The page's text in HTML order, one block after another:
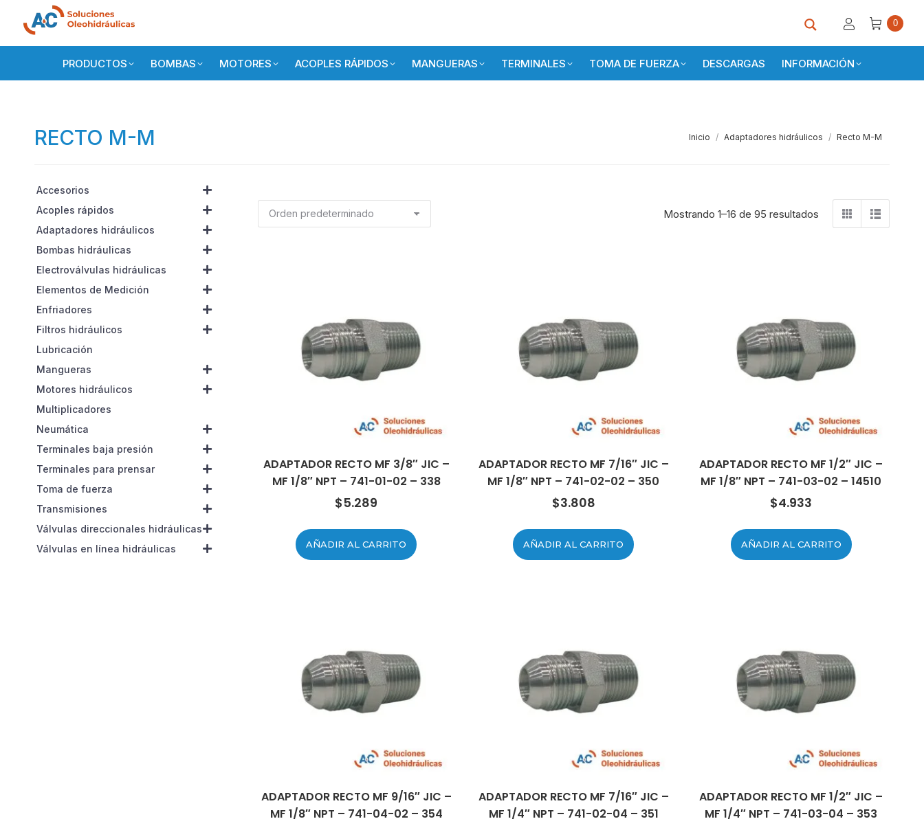
0
PRODUCTOS BOMBAS MOTORES ACOPLES RÁPIDOS MANGUERAS TERMINALES TOMA DE FUERZA DESCARGAS INFORMACIÓN
RECTO M-M Estás aquí:
Inicio Adaptadores hidráulicos Recto M-M
Mostrando 1–16 de 95 resultados
ADAPTADOR RECTO MF 3/8″ JIC –
MF 1/8″ NPT – 741-01-02 – 338
$5.289
AÑADIR AL CARRITO
ADAPTADOR RECTO MF 7/16″ JIC –
MF 1/8″ NPT – 741-02-02 – 350
$3.808
AÑADIR AL CARRITO
ADAPTADOR RECTO MF 1/2″ JIC –
MF 1/8″ NPT – 741-03-02 – 14510
$4.933
AÑADIR AL CARRITO
ADAPTADOR RECTO MF 9/16″ JIC –
MF 1/8″ NPT – 741-04-02 – 354
ADAPTADOR RECTO MF 7/16″ JIC –
MF 1/4″ NPT – 741-02-04 – 351
ADAPTADOR RECTO MF 1/2″ JIC –
MF 1/4″ NPT – 741-03-04 – 353
Accesorios
Acoples rápidos
Adaptadores hidráulicos
Bombas hidráulicas
Electroválvulas hidráulicas
Elementos de Medición
Enfriadores
Filtros hidráulicos
Lubricación
Mangueras
Motores hidráulicos
Multiplicadores
Neumática
Terminales baja presión
Terminales para prensar
Toma de fuerza
Transmisiones
Válvulas direccionales hidráulicas
Válvulas en línea hidráulicas